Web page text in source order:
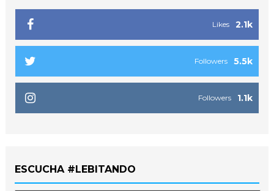
2.1k
Likes
5.5k
Followers
1.1k
Followers
ESCUCHA #LEBITANDO